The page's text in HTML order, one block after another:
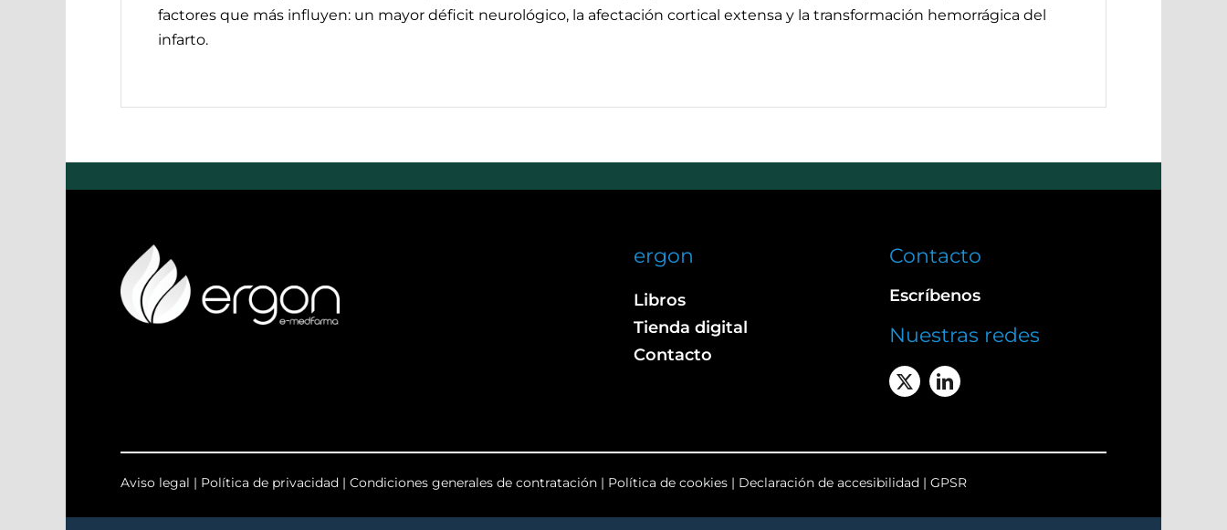
factores que más influyen: un mayor déficit neurológico, la afectación cortical extensa y la transformación hemorrágica del
infarto.
ergon
Libros
Tienda digital
Contacto
Contacto
Escríbenos
Nuestras redes
Aviso legal | Política de privacidad | Condiciones generales de contratación| Política de cookies| Declaración de accesibilidad| GPSR